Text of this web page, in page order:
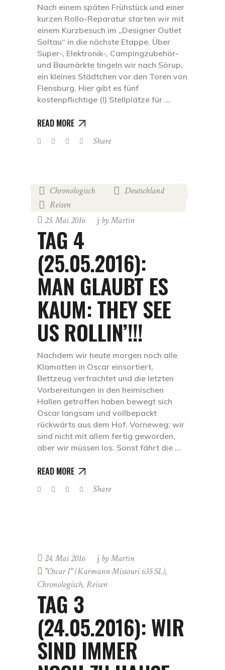
Nach einem späten Frühstück und einer
kurzen Rollo-Reparatur starten wir mit
einem Kurzbesuch im „Designer Outlet
Soltau“ in die nächste Etappe. Über
Super-, Elektronik-, Campingzubehör-
und Baumärkte tingeln wir nach Sörup,
ein kleines Städtchen vor den Toren von
Flensburg. Hier gibt es fünf
kostenpflichtige (!) Stellplätze für
READ MORE
Share
Chronologisch Deutschland
Reisen
25. Mai 2016
byMartin
TAG 4
(25.05.2016):
MAN GLAUBT ES
KAUM: THEY SEE
US ROLLIN’!!!
Nachdem wir heute morgen noch alle
Klamotten in Oscar einsortiert,
Bettzeug verfrachtet und die letzten
Vorbereitungen in den heimischen
Hallen getroffen haben bewegt sich
Oscar langsam und vollbepackt
rückwärts aus dem Hof. Vorneweg: wir
sind nicht mit allem fertig geworden,
aber wir müssen los. Sonst fährt die
READ MORE
Share
24. Mai 2016 byMartin
"Oscar I" (Karmann Missouri 635 SL),
Chronologisch, Reisen
TAG 3
(24.05.2016): WIR
SIND IMMER